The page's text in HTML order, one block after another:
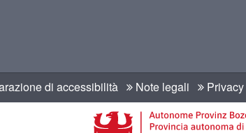
di accessibilità Note legali Privacy